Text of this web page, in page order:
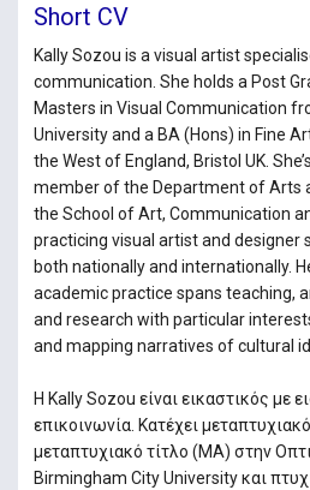
Short CV
Kally Sozou is a visual artist
communication. She holds a Post
Masters in Visual Communication
University and a BA (Hons) in Fine
the West of England, Bristol UK.
member of the Department of Arts
the School of Art, Communication
practicing visual artist and designer
both nationally and internationally.
academic practice spans teaching,
and research with particular
and mapping narratives of cultural
Η Kally Sozou είναι εικαστικός με
επικοινωνία. Κατέχει
μεταπτυχιακό τίτλο (MA) στην
Birmingham City University και